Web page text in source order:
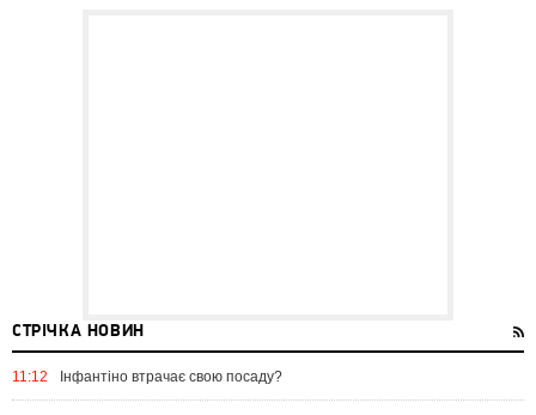
СТРІЧКА НОВИН
11:12 Інфантіно втрачає свою посаду?